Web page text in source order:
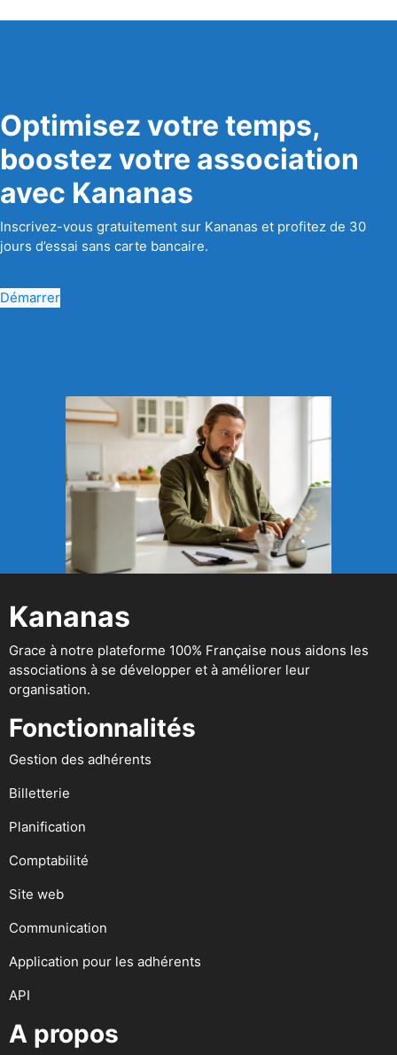
Optimisez votre temps,
boostez votre association
avec Kananas
Inscrivez-vous gratuitement sur Kananas et profitez de 30
jours d’essai sans carte bancaire.
Démarrer
Kananas
Grace à notre plateforme 100% Française nous aidons les
associations à se développer et à améliorer leur
organisation.
Fonctionnalités
Gestion des adhérents
Billetterie
Planification
Comptabilité
Site web
Communication
Application pour les adhérents
API
A propos